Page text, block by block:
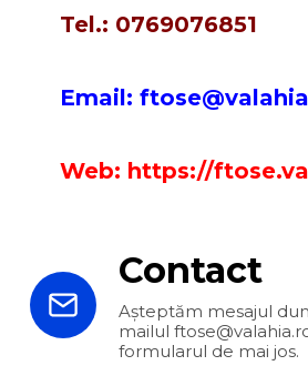
Tel.: 0769076851
Email:
Web: https://
Contact
Așteptăm mesajul
mailul
formularul de mai jos.